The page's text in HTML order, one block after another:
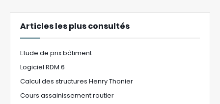
Articles les plus consultés
Etude de prix bâtiment
Logiciel RDM 6
Calcul des structures Henry Thonier
Cours assainissement routier